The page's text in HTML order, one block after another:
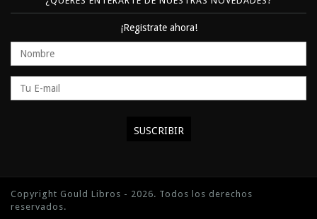
¡Registrate ahora!
Copyright Gould Libros - 2026. Todos los derechos
reservados.